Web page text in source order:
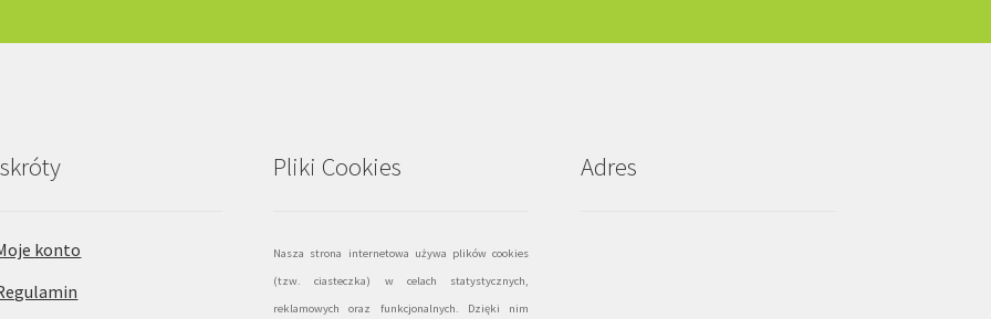
konto
Pliki Cookies
Nasza strona internetowa używa plików cookies
(tzw. ciasteczka) w celach statystycznych,
reklamowych oraz funkcjonalnych. Dzięki nim
Adres